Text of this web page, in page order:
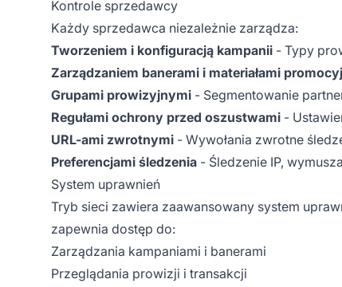
Kontrole sprzedawcy
Każdy sprzedawca niezależnie zarządza:
Tworzeniem i konfiguracją kampanii - Typy
Zarządzaniem banerami i materiałami
Grupami prowizyjnymi - Segmentowanie
Regułami ochrony przed oszustwami -
URL-ami zwrotnymi - Wywołania zwrotne
Preferencjami śledzenia - Śledzenie IP,
System uprawnień
Tryb sieci zawiera zaawansowany system
zapewnia dostęp do:
Zarządzania kampaniami i banerami
Przeglądania prowizji i transakcji